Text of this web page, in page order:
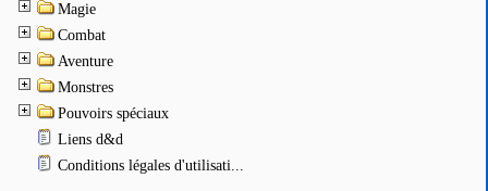
Magie
Combat
Aventure
Monstres
Pouvoirs spéciaux
Liens d&d
Conditions légales d'utilisati...